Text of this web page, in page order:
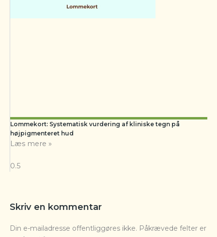
Lommekort: Systematisk vurdering af kliniske tegn på
højpigmenteret hud
Læs mere »
Skriv en kommentar
Din e-mailadresse offentliggøres ikke. Påkrævede felter er